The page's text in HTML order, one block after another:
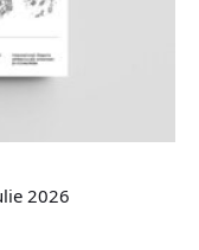
2026